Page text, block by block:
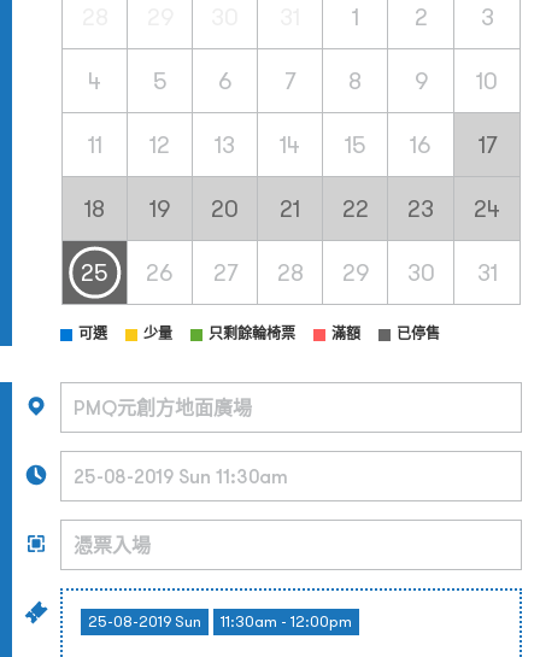
1 2 3
4 5 6 7 8 9 10
11 12 13 14 15 16 17
18 19 20 21 22 23 24
25 26 27 28 29 30 31
可選 少量 只剩餘輪椅票 滿額 已停售
25-08-2019 Sun 11:30am - 12:00pm